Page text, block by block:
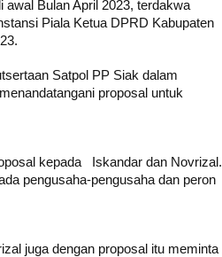
awal Bulan April 2023, terdakwa
Piala Ketua DPRD Kabupaten
Satpol PP Siak dalam
proposal untuk
kepada Iskandar dan Novrizal.
pengusaha-pengusaha dan peron
juga dengan proposal itu meminta